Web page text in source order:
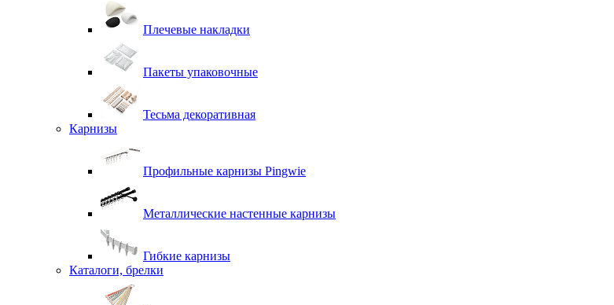
Плечевые накладки
Пакеты упаковочные
Тесьма декоративная
Карнизы
Профильные карнизы Pingwie
Металлические настенные карнизы
Гибкие карнизы
Каталоги, брелки